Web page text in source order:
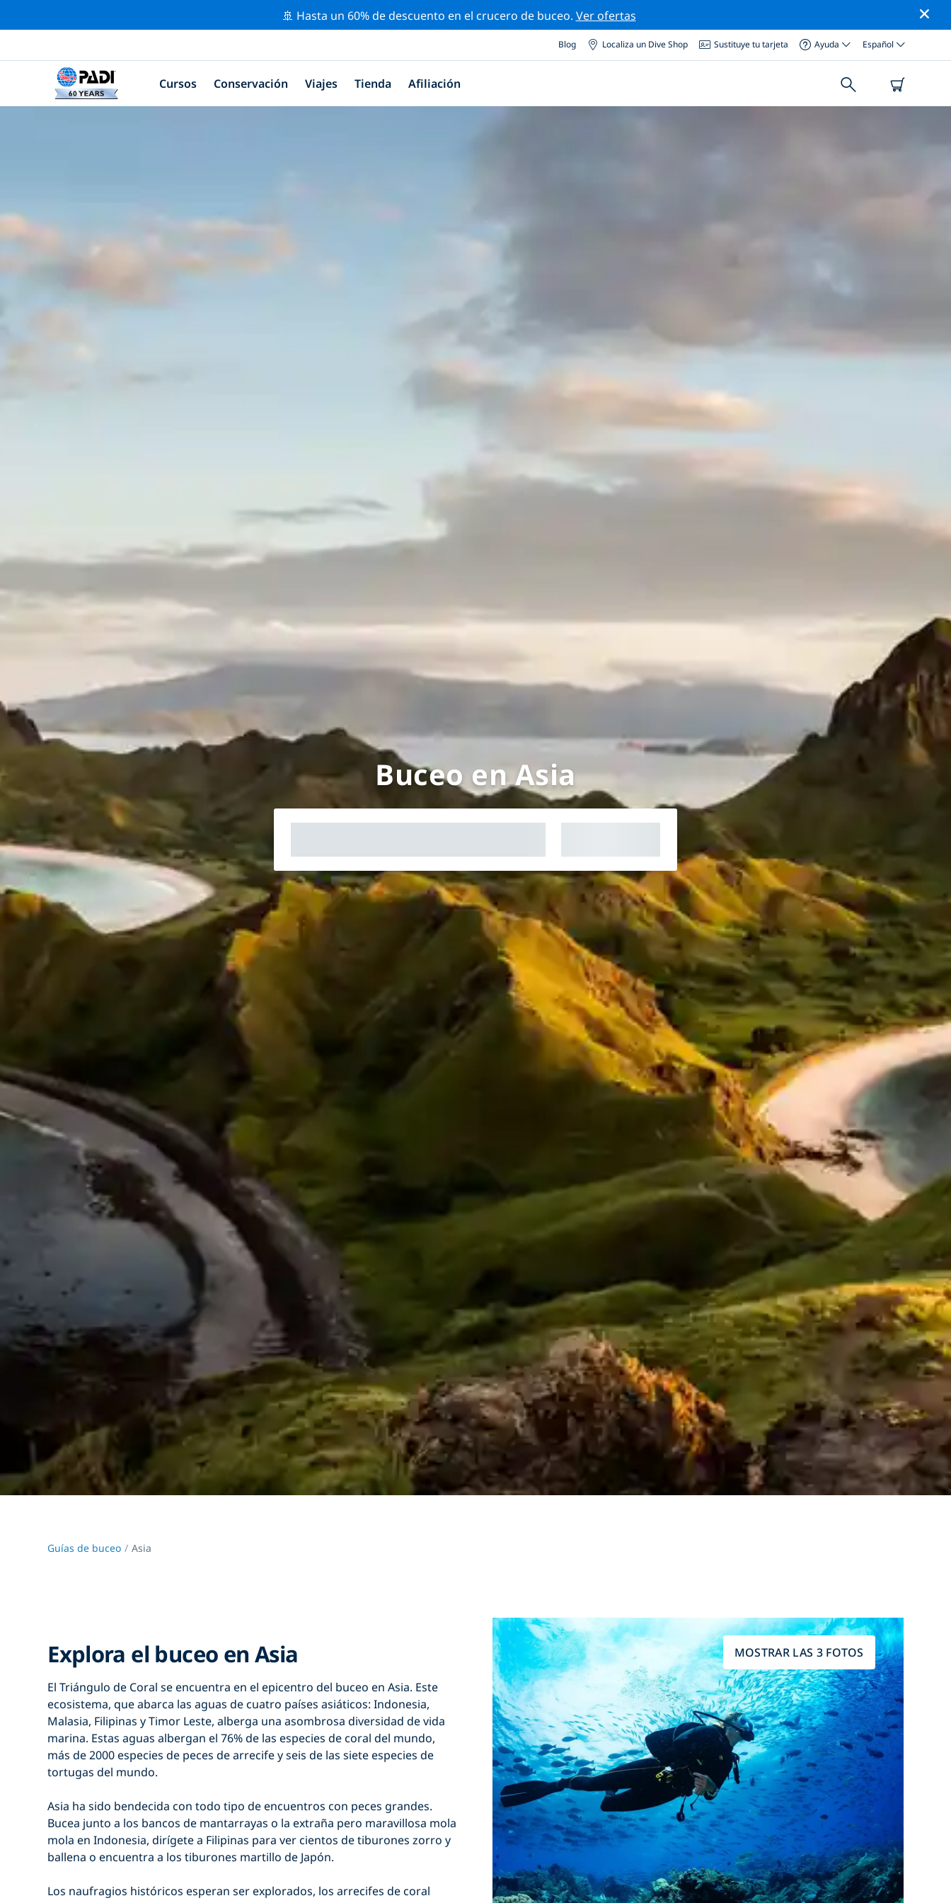
🚢 Hasta un 60% de descuento en el crucero de buceo. Ver ofertas
Blog Localiza un Dive Shop Sustituye tu tarjeta Ayuda Español
Cursos Conservación Viajes Tienda Afiliación
Buceo en Asia
Guías de buceo Asia
Explora el buceo en Asia
El Triángulo de Coral se encuentra en el epicentro del buceo en Asia. Este
ecosistema, que abarca las aguas de cuatro países asiáticos: Indonesia,
Malasia, Filipinas y Timor Leste, alberga una asombrosa diversidad de vida
marina. Estas aguas albergan el 76% de las especies de coral del mundo,
más de 2000 especies de peces de arrecife y seis de las siete especies de
tortugas del mundo.
Asia ha sido bendecida con todo tipo de encuentros con peces grandes.
Bucea junto a los bancos de mantarrayas o la extraña pero maravillosa mola
mola en Indonesia, dirígete a Filipinas para ver cientos de tiburones zorro y
ballena o encuentra a los tiburones martillo de Japón.
Los naufragios históricos esperan ser explorados, los arrecifes de coral
MOSTRAR LAS 3 FOTOS